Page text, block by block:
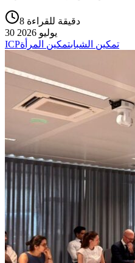
8 دقيقة للقراءة
30 يوليو 2026
ICP
تمكين الشبابتمكين المرأة